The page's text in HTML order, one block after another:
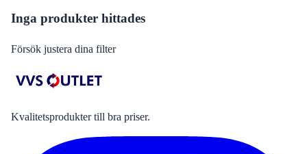
Inga produkter hittades
Försök justera dina filter
Kvalitetsprodukter till bra priser.